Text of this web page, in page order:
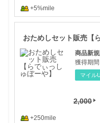
+5%mile
おためしセット販売【
商品新
獲得期間
マイル
2,000
+250mile